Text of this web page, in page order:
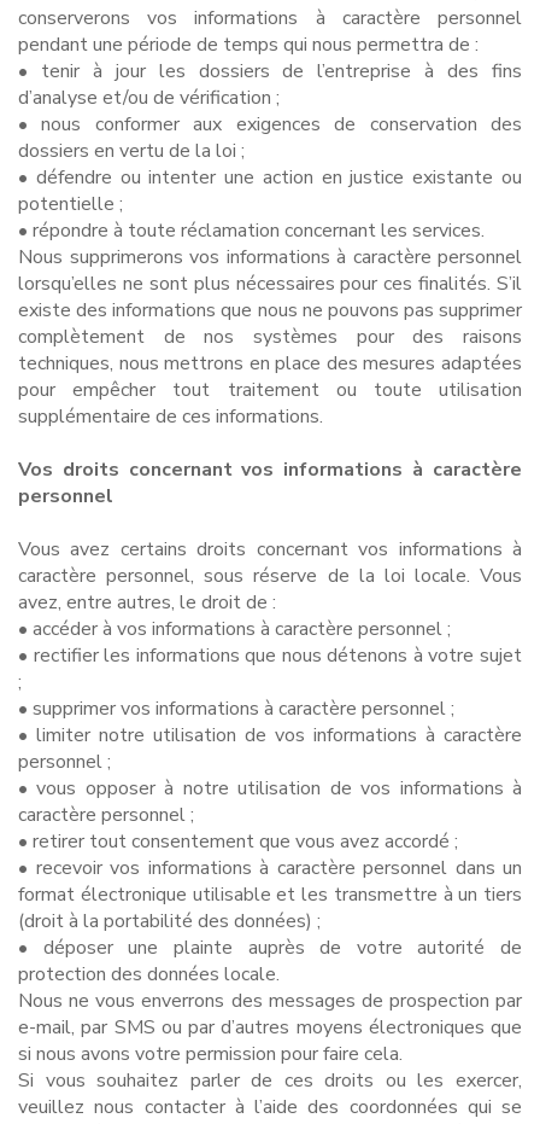
conserverons vos informations à caractère personnel
pendant une période de temps qui nous permettra de :
• tenir à jour les dossiers de l’entreprise à des fins
d’analyse et/ou de vérification ;
• nous conformer aux exigences de conservation des
dossiers en vertu de la loi ;
• défendre ou intenter une action en justice existante ou
potentielle ;
• répondre à toute réclamation concernant les services.
Nous supprimerons vos informations à caractère personnel
lorsqu’elles ne sont plus nécessaires pour ces finalités. S’il
existe des informations que nous ne pouvons pas supprimer
complètement de nos systèmes pour des raisons
techniques, nous mettrons en place des mesures adaptées
pour empêcher tout traitement ou toute utilisation
supplémentaire de ces informations.
Vos droits concernant vos informations à caractère
personnel
Vous avez certains droits concernant vos informations à
caractère personnel, sous réserve de la loi locale. Vous
avez, entre autres, le droit de :
• accéder à vos informations à caractère personnel ;
• rectifier les informations que nous détenons à votre sujet
;
• supprimer vos informations à caractère personnel ;
• limiter notre utilisation de vos informations à caractère
personnel ;
• vous opposer à notre utilisation de vos informations à
caractère personnel ;
• retirer tout consentement que vous avez accordé ;
• recevoir vos informations à caractère personnel dans un
format électronique utilisable et les transmettre à un tiers
(droit à la portabilité des données) ;
• déposer une plainte auprès de votre autorité de
protection des données locale.
Nous ne vous enverrons des messages de prospection par
e-mail, par SMS ou par d’autres moyens électroniques que
si nous avons votre permission pour faire cela.
Si vous souhaitez parler de ces droits ou les exercer,
veuillez nous contacter à l’aide des coordonnées qui se